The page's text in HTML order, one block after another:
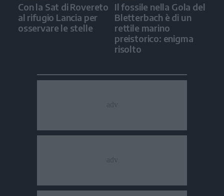
Con la Sat di Rovereto
al rifugio Lancia per
osservare le stelle
Il fossile nella Gola del
Bletterbach è di un
rettile marino
preistorico: enigma
risolto